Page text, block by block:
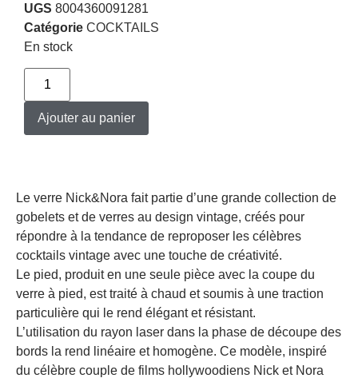
UGS 8004360091281
Catégorie COCKTAILS
En stock
Ajouter au panier
Le verre Nick&Nora fait partie d’une grande collection de
gobelets et de verres au design vintage, créés pour
répondre à la tendance de reproposer les célèbres
cocktails vintage avec une touche de créativité.
Le pied, produit en une seule pièce avec la coupe du
verre à pied, est traité à chaud et soumis à une traction
particulière qui le rend élégant et résistant.
L’utilisation du rayon laser dans la phase de découpe des
bords la rend linéaire et homogène. Ce modèle, inspiré
du célèbre couple de films hollywoodiens Nick et Nora